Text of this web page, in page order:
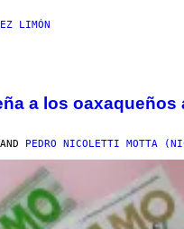
LIMÓN
a los
AND PEDRO NICOLETTI MOTTA